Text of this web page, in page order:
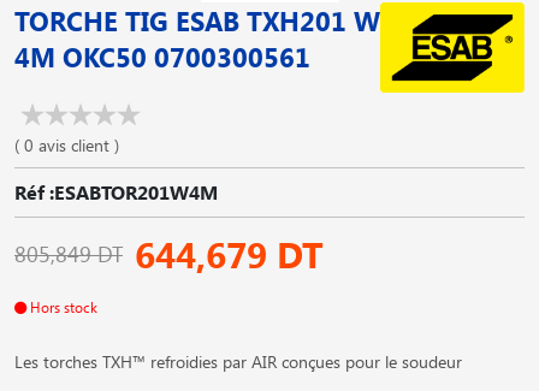
TORCHE TIG ESAB TXH201 W
4M OKC50 0700300561
( 0 avis client )
Réf :ESABTOR201W4M
805,849 DT 644,679 DT
Hors stock
Les torches TXH™ refroidies par AIR conçues pour le soudeur